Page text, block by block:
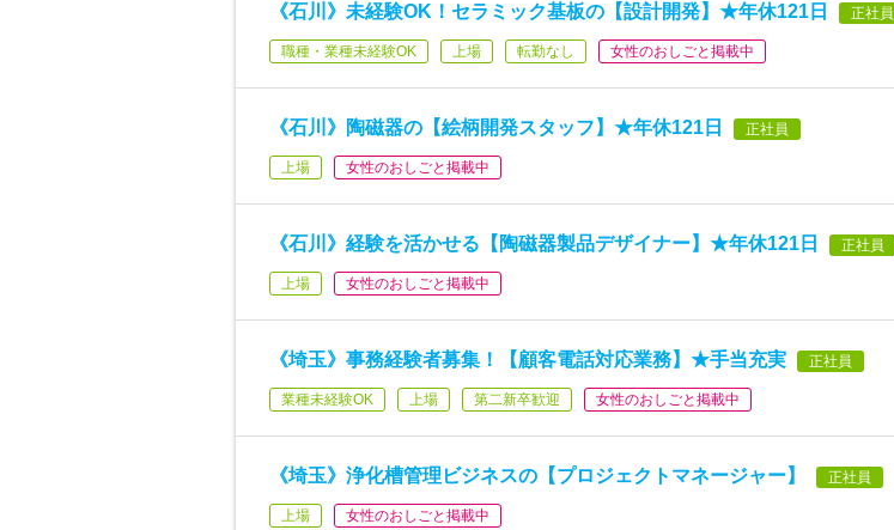
《石川》未経験OK！セラミック基板の【設計開発】★年休121日 正社員
職種・業種未経験OK 上場 転勤なし 女性のおしごと掲載中
《石川》陶磁器の【絵柄開発スタッフ】★年休121日 正社員
上場 女性のおしごと掲載中
《石川》経験を活かせる【陶磁器製品デザイナー】★年休121日 正社員
上場 女性のおしごと掲載中
《埼玉》事務経験者募集！【顧客電話対応業務】★手当充実 正社員
業種未経験OK 上場 第二新卒歓迎 女性のおしごと掲載中
《埼玉》浄化槽管理ビジネスの【プロジェクトマネージャー】 正社員
上場 女性のおしごと掲載中